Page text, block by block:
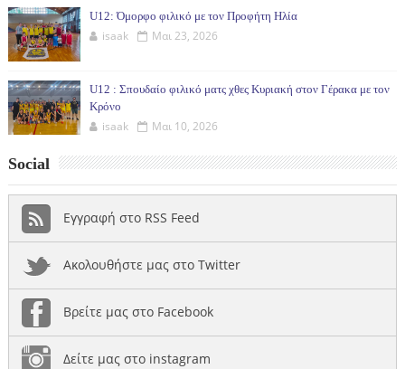
U12: Όμορφο φιλικό με τον Προφήτη Ηλία
isaak Μαι 23, 2026
U12 : Σπουδαίο φιλικό ματς χθες Κυριακή στον Γέρακα με τον
Κρόνο
isaak Μαι 10, 2026
Social
Εγγραφή στο RSS Feed
Ακολουθήστε μας στο Twitter
Βρείτε μας στο Facebook
Δείτε μας στο instagram